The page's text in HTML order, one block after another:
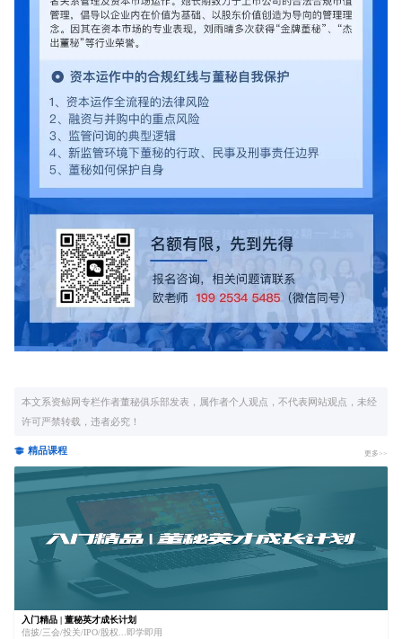
本文系资鲸网专栏作者董秘俱乐部发表，属作者个人观点，不代表网站观点，未经
许可严禁转载，违者必究！
精品课程 更多>>
入门精品 | 董秘英才成长计划
信披/三会/投关/IPO/股权...即学即用